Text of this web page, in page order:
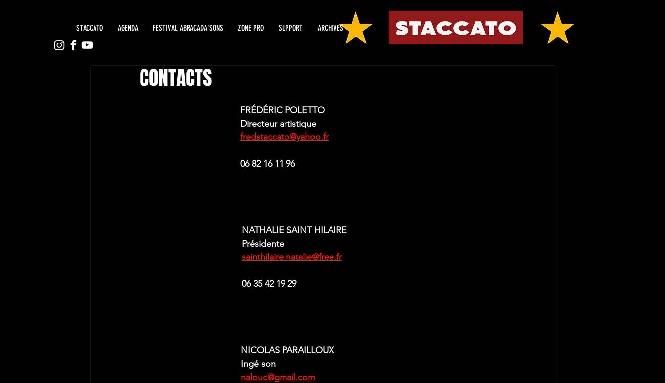
STACCATO AGENDA FESTIVAL ABRACADA'SONS ZONE PRO SUPPORT ARCHIVES
CONTACTS
FRÉDÉRIC POLETTO
Directeur artistique
fredstaccato@yahoo.fr
06 82 16 11 96
NATHALIE SAINT HILAIRE
Présidente
sainthilaire.natalie@free.fr
06 35 42 19 29
NICOLAS PARAILLOUX
Ingé son
nalouc@gmail.com